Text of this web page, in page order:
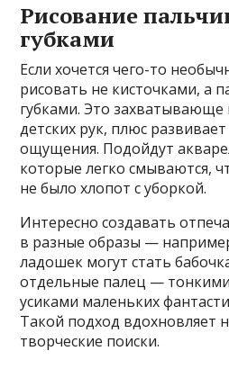
Рисование
губками
Если хочется чего-то
рисовать не кисточками, а
губками. Это захватывающе
детских рук, плюс
ощущения. Подойдут
которые легко смываются,
не было хлопот с уборкой.
Интересно создавать
в разные образы —
ладошек могут стать
отдельные палец —
усиками маленьких
Такой подход вдохновляет
творческие поиски.